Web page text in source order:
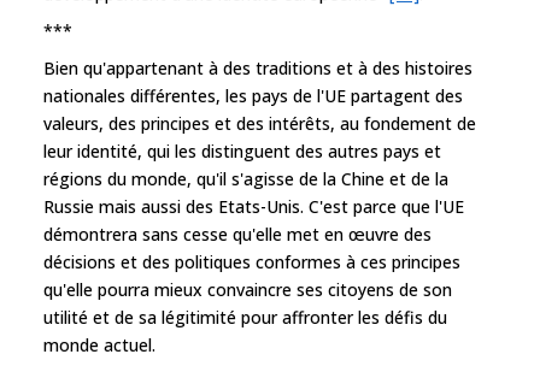
***
Bien qu'appartenant à des traditions et à des histoires
nationales différentes, les pays de l'UE partagent des
valeurs, des principes et des intérêts, au fondement de
leur identité, qui les distinguent des autres pays et
régions du monde, qu'il s'agisse de la Chine et de la
Russie mais aussi des Etats-Unis. C'est parce que l'UE
démontrera sans cesse qu'elle met en œuvre des
décisions et des politiques conformes à ces principes
qu'elle pourra mieux convaincre ses citoyens de son
utilité et de sa légitimité pour affronter les défis du
monde actuel.